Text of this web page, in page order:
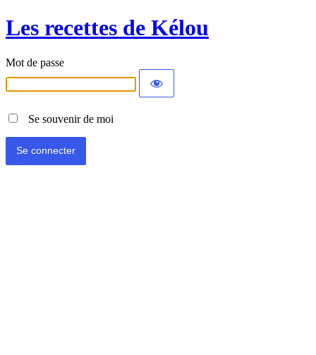
Les recettes de Kélou
Mot de passe
Se souvenir de moi